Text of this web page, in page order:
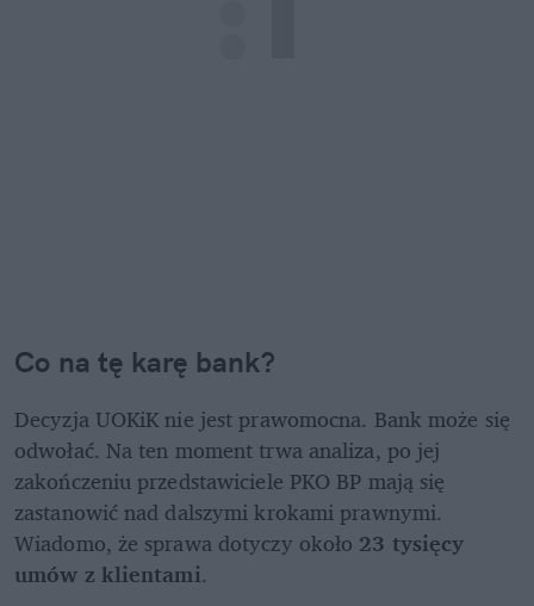
Co na tę karę bank?
Decyzja UOKiK nie jest prawomocna. Bank może się
odwołać. Na ten moment trwa analiza, po jej
zakończeniu przedstawiciele PKO BP mają się
zastanowić nad dalszymi krokami prawnymi.
Wiadomo, że sprawa dotyczy około 23 tysięcy
umów z klientami.